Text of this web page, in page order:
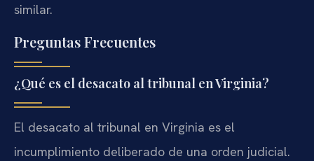
similar.
Preguntas Frecuentes
¿Qué es el desacato al tribunal en Virginia?
El desacato al tribunal en Virginia es el
incumplimiento deliberado de una orden judicial.